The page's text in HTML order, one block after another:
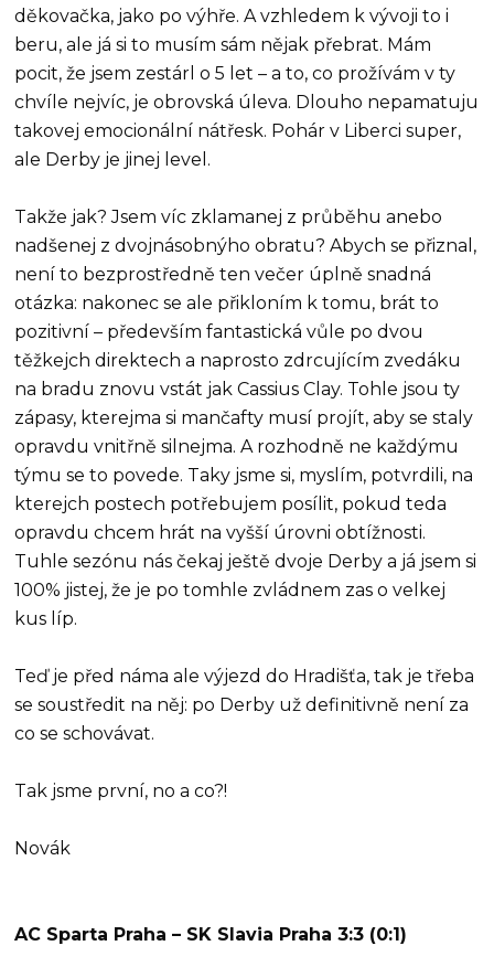
děkovačka, jako po výhře. A vzhledem k vývoji to i
beru, ale já si to musím sám nějak přebrat. Mám
pocit, že jsem zestárl o 5 let – a to, co prožívám v ty
chvíle nejvíc, je obrovská úleva. Dlouho nepamatuju
takovej emocionální nátřesk. Pohár v Liberci super,
ale Derby je jinej level.
Takže jak? Jsem víc zklamanej z průběhu anebo
nadšenej z dvojnásobnýho obratu? Abych se přiznal,
není to bezprostředně ten večer úplně snadná
otázka: nakonec se ale přikloním k tomu, brát to
pozitivní – především fantastická vůle po dvou
těžkejch direktech a naprosto zdrcujícím zvedáku
na bradu znovu vstát jak Cassius Clay. Tohle jsou ty
zápasy, kterejma si mančafty musí projít, aby se staly
opravdu vnitřně silnejma. A rozhodně ne každýmu
týmu se to povede. Taky jsme si, myslím, potvrdili, na
kterejch postech potřebujem posílit, pokud teda
opravdu chcem hrát na vyšší úrovni obtížnosti.
Tuhle sezónu nás čekaj ještě dvoje Derby a já jsem si
100% jistej, že je po tomhle zvládnem zas o velkej
kus líp.
Teď je před náma ale výjezd do Hradišťa, tak je třeba
se soustředit na něj: po Derby už definitivně není za
co se schovávat.
Tak jsme první, no a co?!
Novák
AC Sparta Praha – SK Slavia Praha 3:3 (0:1)